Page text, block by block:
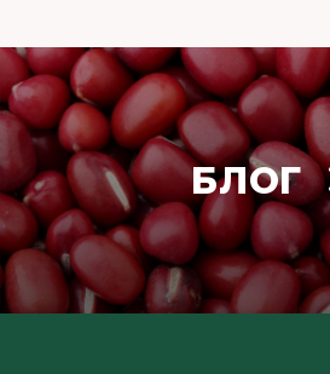
БЛОГ